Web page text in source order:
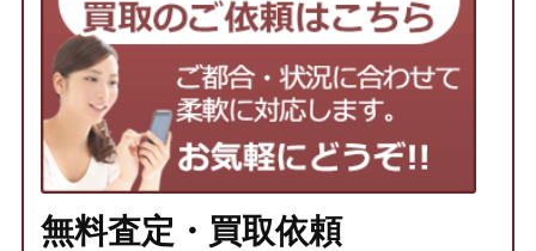
無料査定・買取依頼